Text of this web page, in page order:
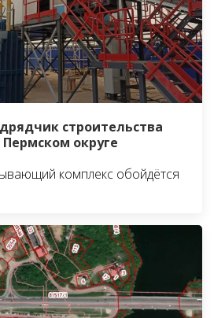
строительства
округе
комплекс обойдётся